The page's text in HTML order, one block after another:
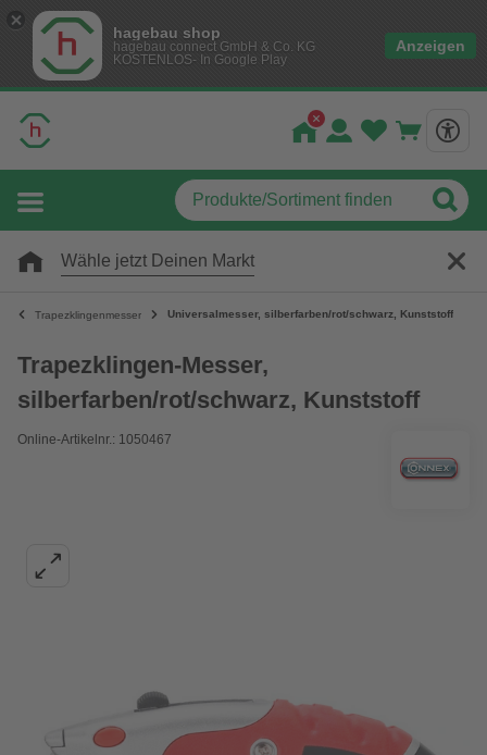
hagebau shop
hagebau connect GmbH & Co. KG
KOSTENLOS- In Google Play
Anzeigen
Wähle jetzt Deinen Markt
Trapezklingenmesser Universalmesser, silberfarben/rot/schwarz, Kunststoff
Trapezklingen-Messer,
silberfarben/rot/schwarz, Kunststoff
Online-Artikelnr.: 1050467